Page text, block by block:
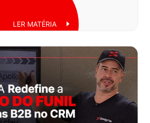
LER MATÉRIA
16 de julho de 2025